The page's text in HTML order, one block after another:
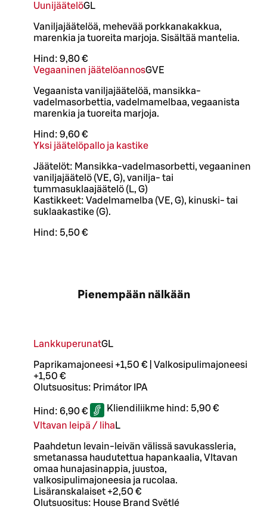
UunijäätelöGL
Vaniljajäätelöä, mehevää porkkanakakkua,
marenkia ja tuoreita marjoja. Sisältää mantelia.
Hind: 9,80 €
Vegaaninen jäätelöannosGVE
Vegaanista vaniljajäätelöä, mansikka-
vadelmasorbettia, vadelmamelbaa, vegaanista
marenkia ja tuoreita marjoja.
Hind: 9,60 €
Yksi jäätelöpallo ja kastike
Jäätelöt: Mansikka-vadelmasorbetti, vegaaninen
vaniljajäätelö (VE, G), vanilja- tai
tummasuklaajäätelö (L, G)
Kastikkeet: Vadelmamelba (VE, G), kinuski- tai
suklaakastike (G).
Hind: 5,50 €
Pienempään nälkään
LankkuperunatGL
Paprikamajoneesi +1,50 € | Valkosipulimajoneesi
+1,50 €
Olutsuositus: Primátor IPA
Hind: 6,90 € Kliendiliikme hind: 5,90 €
Vltavan leipä / liha L
Paahdetun levain-leivän välissä savukassleria,
smetanassa haudutettua hapankaalia, Vltavan
omaa hunajasinappia, juustoa,
valkosipulimajoneesia ja rucolaa.
Lisäranskalaiset +2,50 €
Olutsuositus: House Brand Světlé